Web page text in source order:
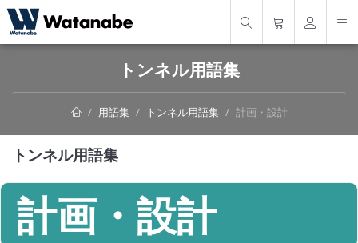
トンネル用語集
用語集 トンネル用語集 計画・設計
トンネル用語集
計画・設計